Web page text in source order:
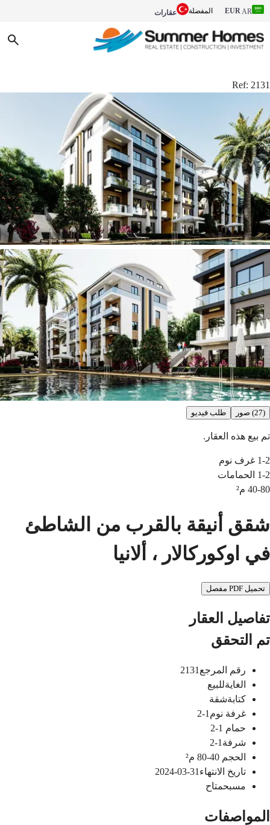
AR
EUR المفضلة عقارات
Ref: 2131
(27) صور طلب فيديو
تم بيع هذه العقار.
1-2 غرف نوم
1-2 الحمامات
40-80 م²
شقق أنيقة بالقرب من الشاطئ
في اوكوركالار ، ألانيا
تحميل PDF مفصل
تفاصيل العقار
تم التحقق
رقم المرجع 2131
الغايةللبيع
كتابةشقة
غرفة نوم 1-2
حمام 1-2
شرفة 1-2
الحجم 40-80
م²
تاريخ الانتهاء 31-03-2024
مسبحمتاح
المواصفات